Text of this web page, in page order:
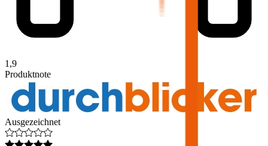
1,9
Produktnote
Ausgezeichnet